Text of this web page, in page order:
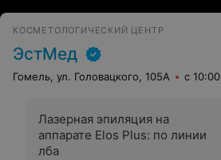
КОСМЕТОЛОГИЧЕСКИЙ ЦЕНТР
ЭстМед
Гомель, ул. Головацкого, 105А с 10:00
Лазерная эпиляция на
аппарате Elos Plus: по линии
лба